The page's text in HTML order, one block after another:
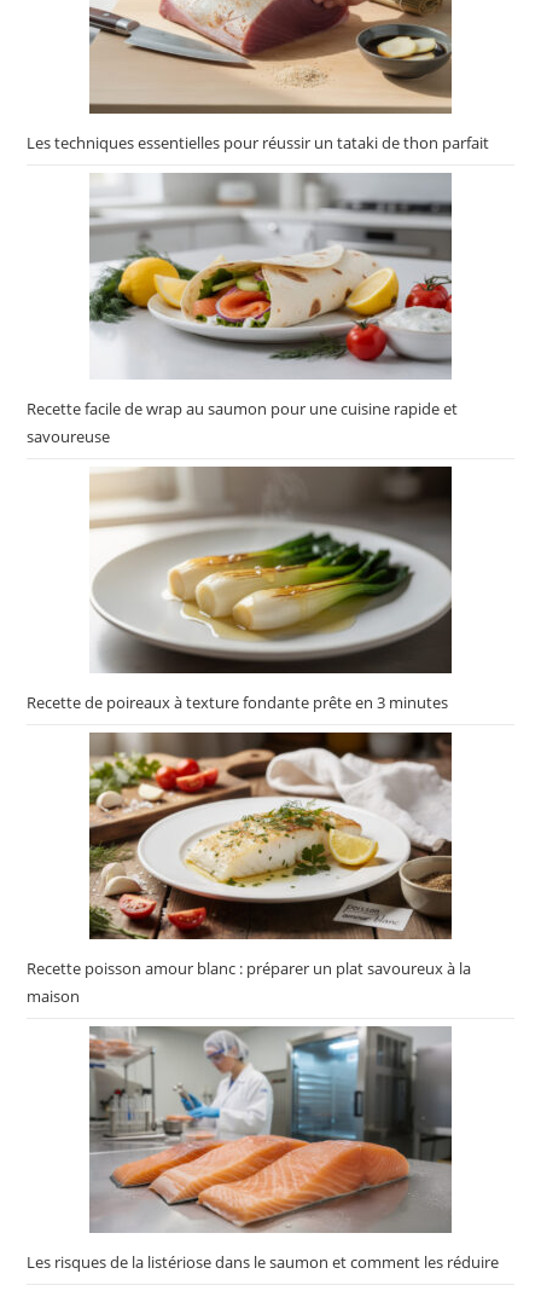
Les techniques essentielles pour réussir un tataki de thon parfait
Recette facile de wrap au saumon pour une cuisine rapide et
savoureuse
Recette de poireaux à texture fondante prête en 3 minutes
Recette poisson amour blanc : préparer un plat savoureux à la
maison
Les risques de la listériose dans le saumon et comment les réduire